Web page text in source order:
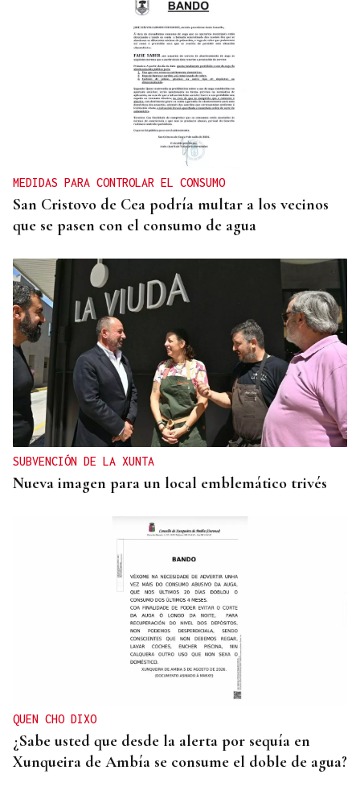
Un tribunal de Estados Unidos multa a Meta con
567 millones de dólares por perjudicar la salud
MEDIDAS PARA CONTROLAR EL CONSUMO
San Cristovo de Cea podría multar a los vecinos
que se pasen con el consumo de agua
SUBVENCIÓN DE LA XUNTA
Nueva imagen para un local emblemático trivés
QUEN CHO DIXO
¿Sabe usted que desde la alerta por sequía en
Xunqueira de Ambía se consume el doble de agua?